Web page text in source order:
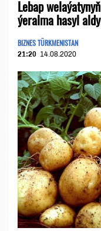
Lebap
ýeralma hasyl
BIZNES TÜRKMENISTAN
21:20 14.08.2020